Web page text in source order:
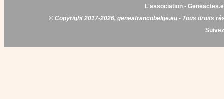
L'association -
© Copyright 2017-2026,geneafrancobelge.eu - Tous droits